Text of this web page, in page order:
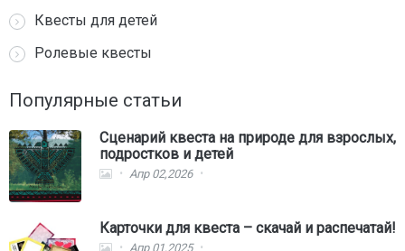
Квесты для детей
Ролевые квесты
Популярные статьи
Сценарий квеста на природе для взрослых,
подростков и детей
Апр 02,2026
Карточки для квеста – скачай и распечатай!
Апр 01,2025